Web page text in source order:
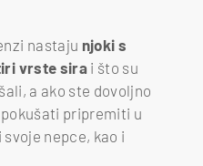
nastaju njoki s
vrste sirai što su
a ako ste dovoljno
pripremiti u
nepce, kao i